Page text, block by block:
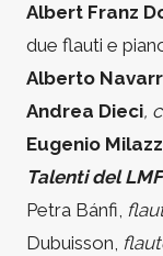
Albert Franz
due flauti e
Alberto
Andrea Dieci,
Eugenio
Talenti del
Petra Bánfi,
Dubuisson,